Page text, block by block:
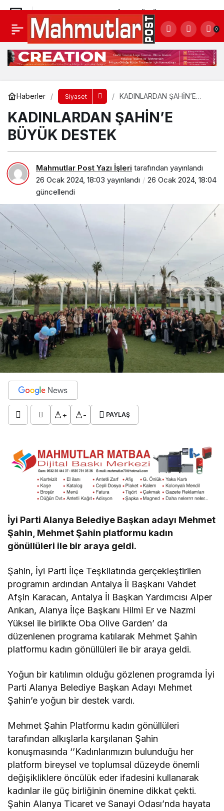
0
Haberler Siyaset
KADINLARDAN ŞAHİN’E
KADINLARDAN ŞAHİN’E
BÜYÜK DESTEK
Mahmutlar Post Yazı İşleri tarafından yayınlandı
26 Ocak 2024, 18:03 yayınlandı
26 Ocak 2024, 18:04
güncellendi
+ - PAYLAŞ
İyi Parti Alanya Belediye Başkan adayı Mehmet
Şahin, Mehmet Şahin platformu kadın
gönüllüleri ile bir araya geldi.
Şahin, İyi Parti İlçe Teşkilatında gerçekleştirilen
programın ardından Antalya İl Başkanı Vahdet
Afşin Karacan, Antalya İl Başkan Yardımcısı Alper
Arıkan, Alanya İlçe Başkanı Hilmi Er ve Nazmi
Yüksel ile birlikte Oba Olive Garden’ da
düzenlenen programa katılarak Mehmet Şahin
platformu kadın gönüllüleri ile bir araya geldi.
Yoğun bir katılımın olduğu gözlenen programda İyi
Parti Alanya Belediye Başkan Adayı Mehmet
Şahin’e yoğun bir destek vardı.
Mehmet Şahin Platformu kadın gönüllüleri
tarafından alkışlarla karşılanan Şahin
konuşmasında ‘’Kadınlarımızın bulunduğu her
platform bireysel ve toplumsal düzeyde önemli
değişikliklere öncülük eder ifadesini kullanarak
kadınlar ile güç birliğinin önemine dikkat çekti.
Şahin Alanya Ticaret ve Sanayi Odası’nda hayata
KADINLARDAN ŞAHİN’E BÜYÜK DESTEK
Yorum Yap